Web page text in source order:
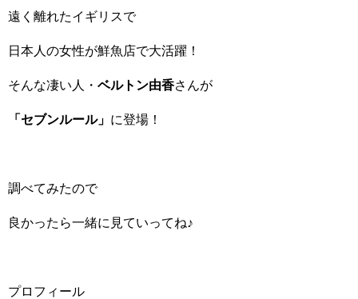
遠く離れたイギリスで
日本人の女性が鮮魚店で大活躍！
そんな凄い人・ ベルトン由香さんが
「セブンルール」 に登場！
調べてみたので
良かったら一緒に見ていってね♪
プロフィール